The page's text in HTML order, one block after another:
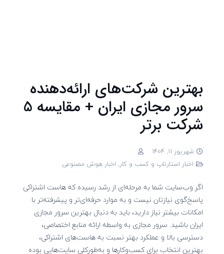
بهترین شرکت‌های ارائه‌دهنده
سرور مجازی ایران + مقایسه 5
شرکت برتر
شهریور 11, 1404
اخبار استارتاپ و کسب و کار, اخبار هوش مصنوعی
اگر وب‌سایت شما به مرحله‌ای از رشد رسیده که هاست اشتراکی
پاسخ‌گوی نیازتان نیست و به موارد حرفه‌ای‌تر و پیشرفته‌تر با
امکانات بیشتر نیاز دارید، باید به‌ دنبال بهترین سرور مجازی
ایران باشید. سرور مجازی به واسطه ارائه منابع اختصاصی،
دسترسی بالا و عملکرد بهتر نسبت ‌به هاست‌های اشتراکی،
بهترین انتخاب برای کسب‌وکارها و به‌طورکلی سایت‌هایی بوده